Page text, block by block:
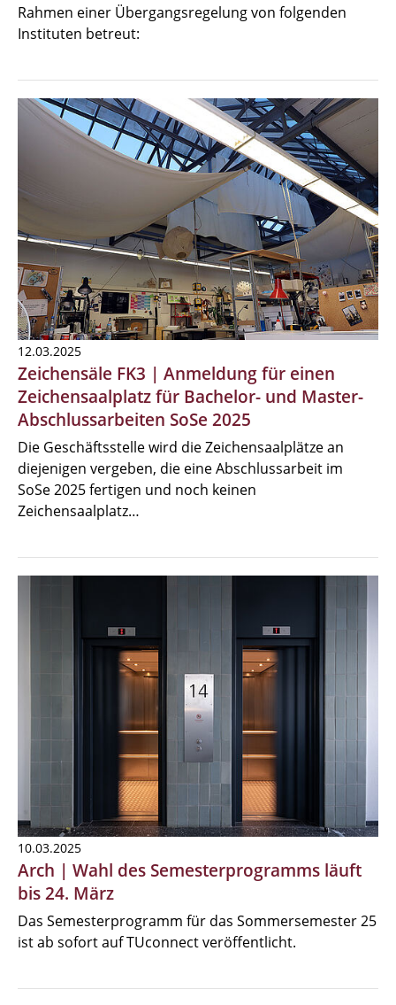
Rahmen einer Übergangsregelung von folgenden
Instituten betreut:
12.03.2025
Zeichensäle FK3 | Anmeldung für einen
Zeichensaalplatz für Bachelor- und Master-
Abschlussarbeiten SoSe 2025
Die Geschäftsstelle wird die Zeichensaalplätze an
diejenigen vergeben, die eine Abschlussarbeit im
SoSe 2025 fertigen und noch keinen
Zeichensaalplatz…
10.03.2025
Arch | Wahl des Semesterprogramms läuft
bis 24. März
Das Semesterprogramm für das Sommersemester 25
ist ab sofort auf TUconnect veröffentlicht.